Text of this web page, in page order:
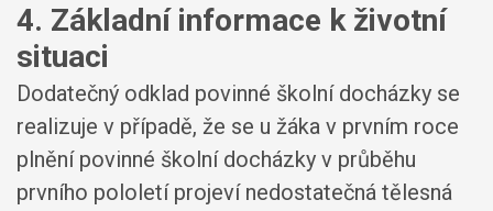
4. Základní informace k životní
situaci
Dodatečný odklad povinné školní docházky se
realizuje v případě, že se u žáka v prvním roce
plnění povinné školní docházky v průběhu
prvního pololetí projeví nedostatečná tělesná